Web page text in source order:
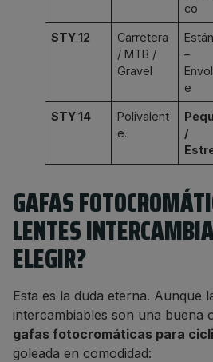
co
STY 12
Carretera
/ MTB /
Gravel
–
e
STY 14
Polivalent
e.
/
GAFAS
LENTES
ELEGIR?
Esta es la duda eterna. Aunque
intercambiables son una buena
gafas fotocromáticas para
goleada en comodidad: